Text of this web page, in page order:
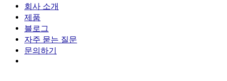
회사 소개
제품
블로그
자주 묻는 질문
문의하기